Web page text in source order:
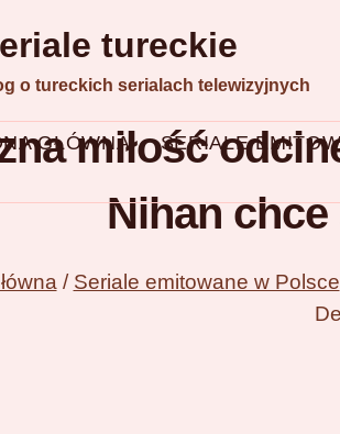
tureckie
o tureckich serialach telewizyjnych
GŁÓWNA SERIALE
miłość
Nihan
/ Seriale emitowane w Polsce